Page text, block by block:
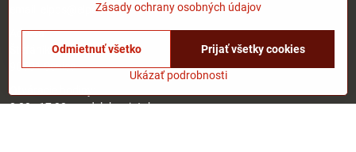
elpos@elpos.sk
Adresa:
Štefánikova 1470/50c
90501 Senica
8:00 - 17:00 pondelok - piatok
Zásady ochrany osobných údajov
Ukázať podrobnosti
Prijať všetky cookies
Odmietnuť všetko